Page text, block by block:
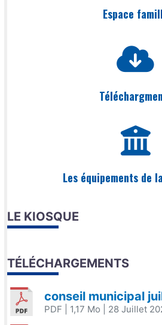
Espace
Les équipements de
LE KIOSQUE
TÉLÉCHARGEMENTS
conseil municipal
PDF | 1,17 Mo | 28 Juillet